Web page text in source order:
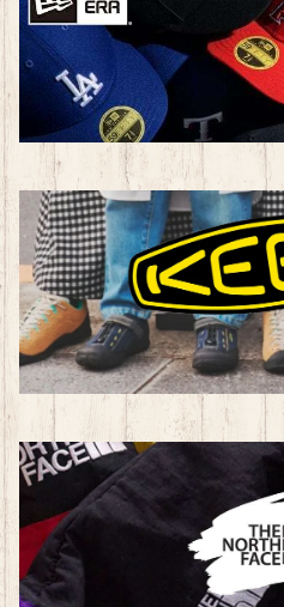
カジュアル・アウトドア
子ども用品
その他
新体操
トレーニングシューズ
トレーニングウェア（ユニセックス）
トレーニングウェア（レディース）
カジュアル・アウトドア用品
子ども用品
BAG
帽子